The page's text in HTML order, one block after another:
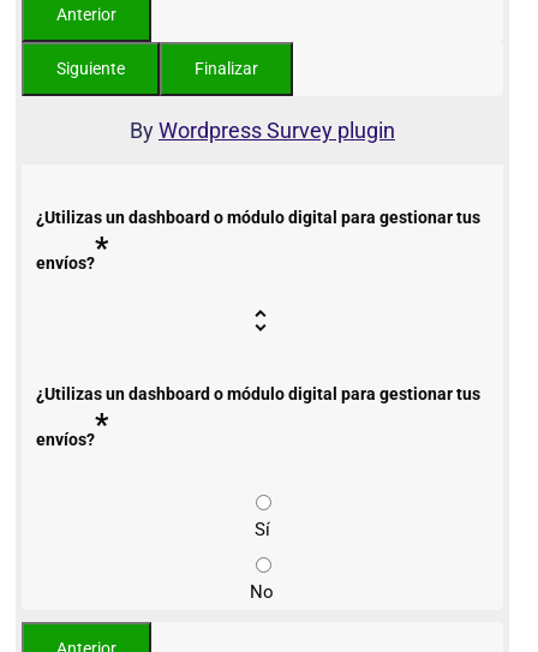
ByWordpress Survey plugin
¿Utilizas un dashboard o módulo digital para gestionar tus
envíos?*
¿Utilizas un dashboard o módulo digital para gestionar tus
envíos?*
Sí
No